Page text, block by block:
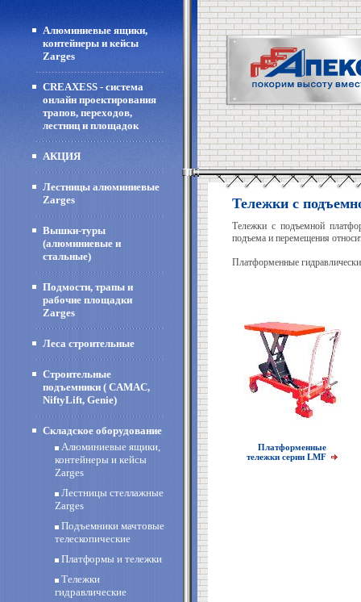
Алюминиевые ящики,
контейнеры и кейсы
Zarges
CREAXESS - система
онлайн проектирования
трапов, переходов,
лестниц и площадок
АКЦИЯ
Лестницы алюминиевые
Zarges
Вышки-туры
(алюминиевые и
стальные)
Подмости, трапы и
рабочие площадки
Zarges
Леса строительные
Строительные
подъемники ( CAMAC,
NiftyLift, Genie)
Складское оборудование
Алюминиевые ящики,
контейнеры и кейсы
Zarges
Лестницы стеллажные
Zarges
Подъемники мачтовые
телескопические
Платформы и тележки
Тележки
гидравлические
Тележки с
Тележки с подъемной
подъема и перемещения
Платформенные
Платформенные
тележки серии LMF